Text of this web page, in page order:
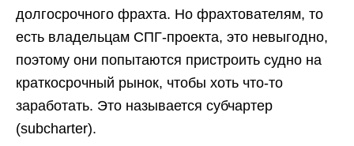
долгосрочного фрахта. Но фрахтователям, то
есть владельцам СПГ-проекта, это невыгодно,
поэтому они попытаются пристроить судно на
краткосрочный рынок, чтобы хоть что-то
заработать. Это называется субчартер
(subcharter).